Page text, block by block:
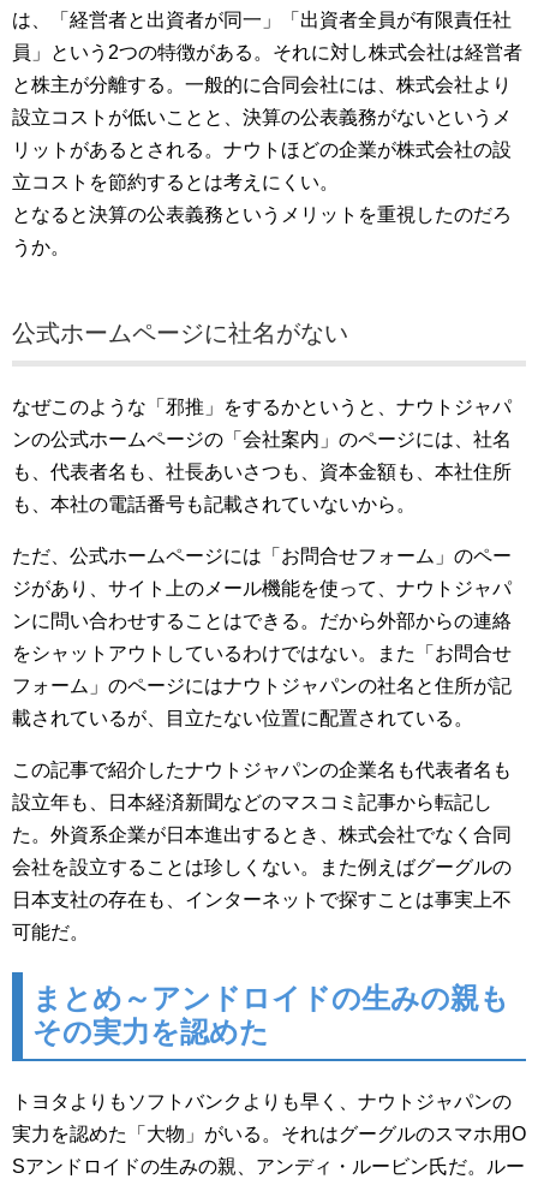
は、「経営者と出資者が同一」「出資者全員が有限責任社
員」という2つの特徴がある。それに対し株式会社は経営者
と株主が分離する。一般的に合同会社には、株式会社より
設立コストが低いことと、決算の公表義務がないというメ
リットがあるとされる。ナウトほどの企業が株式会社の設
立コストを節約するとは考えにくい。
となると決算の公表義務というメリットを重視したのだろ
うか。
公式ホームページに社名がない
なぜこのような「邪推」をするかというと、ナウトジャパ
ンの公式ホームページの「会社案内」のページには、社名
も、代表者名も、社長あいさつも、資本金額も、本社住所
も、本社の電話番号も記載されていないから。
ただ、公式ホームページには「お問合せフォーム」のペー
ジがあり、サイト上のメール機能を使って、ナウトジャパ
ンに問い合わせすることはできる。だから外部からの連絡
をシャットアウトしているわけではない。また「お問合せ
フォーム」のページにはナウトジャパンの社名と住所が記
載されているが、目立たない位置に配置されている。
この記事で紹介したナウトジャパンの企業名も代表者名も
設立年も、日本経済新聞などのマスコミ記事から転記し
た。外資系企業が日本進出するとき、株式会社でなく合同
会社を設立することは珍しくない。また例えばグーグルの
日本支社の存在も、インターネットで探すことは事実上不
可能だ。
まとめ～アンドロイドの生みの親も
その実力を認めた
トヨタよりもソフトバンクよりも早く、ナウトジャパンの
実力を認めた「大物」がいる。それはグーグルのスマホ用O
Sアンドロイドの生みの親、アンディ・ルービン氏だ。ルー